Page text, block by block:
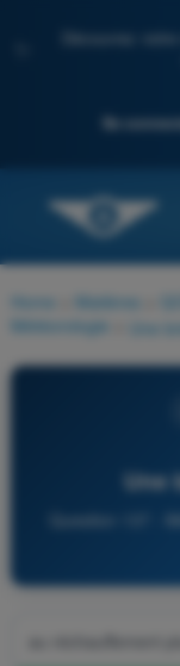
Découvrez
Se
Home Matières
Météorologie
Une